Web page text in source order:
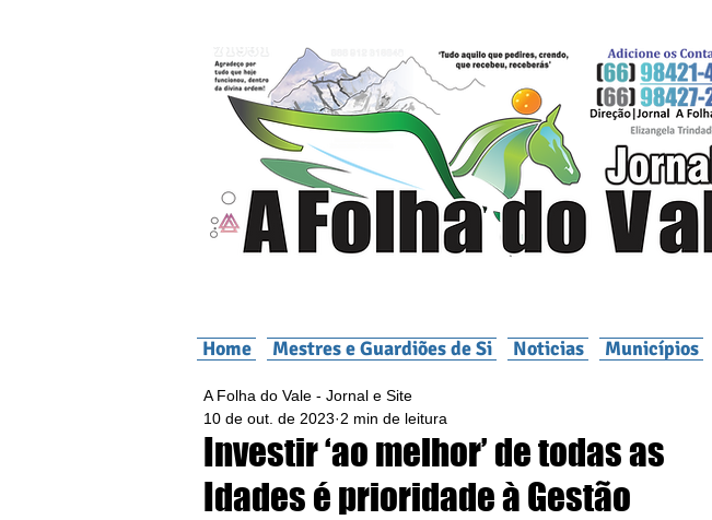
Home Mestres e Guardiões de Si Noticias Municípios
Investir ‘ao melhor’ de todas as
Idades é prioridade à Gestão
A Folha do Vale - Jornal e Site
10 de out. de 2023 2 min de leitura